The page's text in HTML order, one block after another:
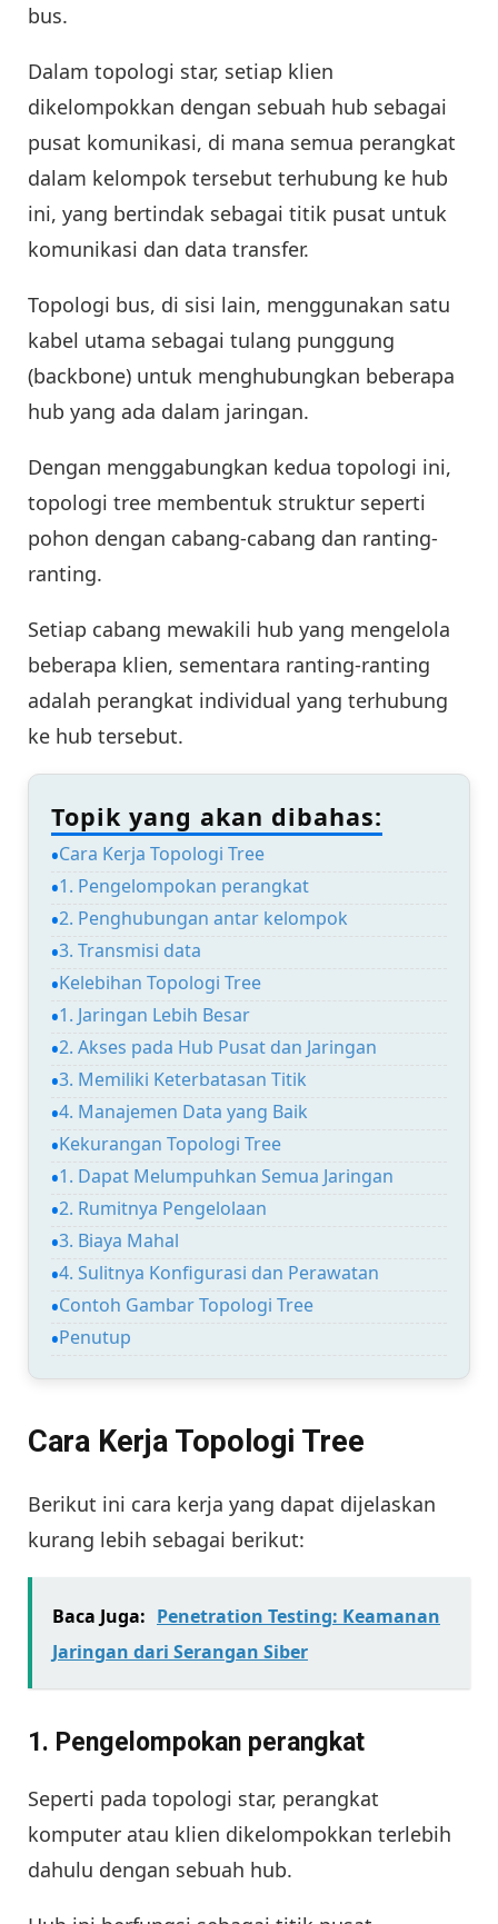
bus.
Dalam topologi star, setiap klien
dikelompokkan dengan sebuah hub sebagai
pusat komunikasi, di mana semua perangkat
dalam kelompok tersebut terhubung ke hub
ini, yang bertindak sebagai titik pusat untuk
komunikasi dan data transfer.
Topologi bus, di sisi lain, menggunakan satu
kabel utama sebagai tulang punggung
(backbone) untuk menghubungkan beberapa
hub yang ada dalam jaringan.
Dengan menggabungkan kedua topologi ini,
topologi tree membentuk struktur seperti
pohon dengan cabang-cabang dan ranting-
ranting.
Setiap cabang mewakili hub yang mengelola
beberapa klien, sementara ranting-ranting
adalah perangkat individual yang terhubung
ke hub tersebut.
Topik yang akan dibahas:
Cara Kerja Topologi Tree
1. Pengelompokan perangkat
2. Penghubungan antar kelompok
3. Transmisi data
Kelebihan Topologi Tree
1. Jaringan Lebih Besar
2. Akses pada Hub Pusat dan Jaringan
3. Memiliki Keterbatasan Titik
4. Manajemen Data yang Baik
Kekurangan Topologi Tree
1. Dapat Melumpuhkan Semua Jaringan
2. Rumitnya Pengelolaan
3. Biaya Mahal
4. Sulitnya Konfigurasi dan Perawatan
Contoh Gambar Topologi Tree
Penutup
Cara Kerja Topologi Tree
Berikut ini cara kerja yang dapat dijelaskan
kurang lebih sebagai berikut:
Baca Juga: Penetration Testing: Keamanan
Jaringan dari Serangan Siber
1. Pengelompokan perangkat
Seperti pada topologi star, perangkat
komputer atau klien dikelompokkan terlebih
dahulu dengan sebuah hub.